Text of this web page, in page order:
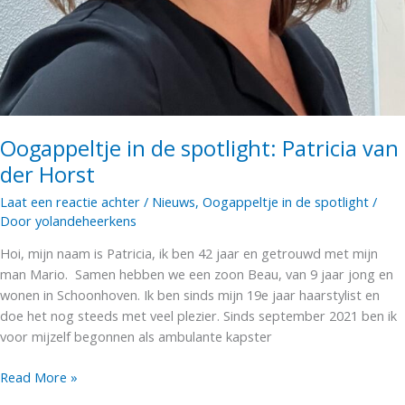
Oogappeltje in de spotlight: Patricia van
der Horst
Laat een reactie achter / Nieuws, Oogappeltje in de spotlight /
Door yolandeheerkens
Hoi, mijn naam is Patricia, ik ben 42 jaar en getrouwd met mijn
man Mario. Samen hebben we een zoon Beau, van 9 jaar jong en
wonen in Schoonhoven. Ik ben sinds mijn 19e jaar haarstylist en
doe het nog steeds met veel plezier. Sinds september 2021 ben ik
voor mijzelf begonnen als ambulante kapster
Oogappeltje
Read More »